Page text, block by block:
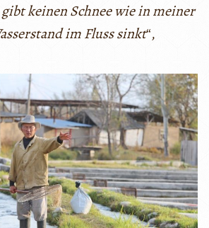
keinen Schnee wie in meiner
im Fluss sinkt“,